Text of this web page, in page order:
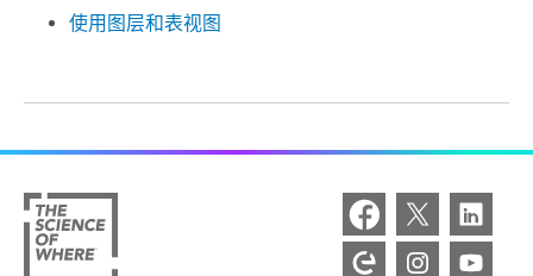
使用图层和表视图